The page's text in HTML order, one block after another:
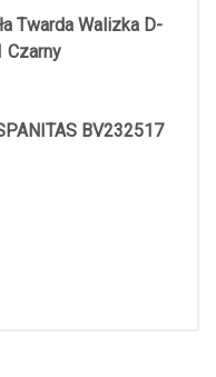
Twarda Walizka D-
Czarny
BV232517